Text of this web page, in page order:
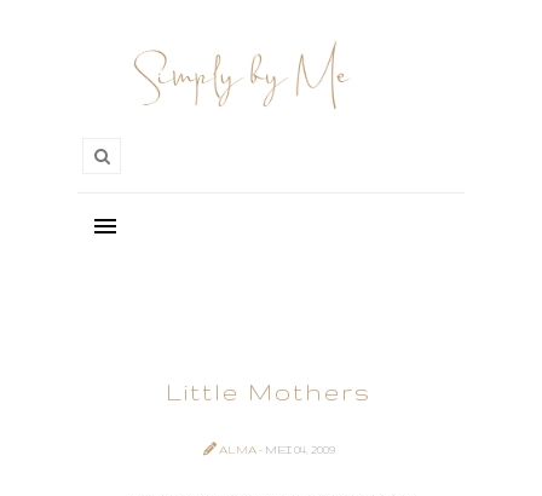
Little Mothers
ALMA - MEI 04, 2009